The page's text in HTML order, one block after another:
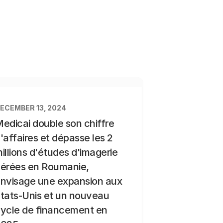
13, 2024
double son chiffre
et dépasse les 2
d'études d'imagerie
en Roumanie,
une expansion aux
Unis et un nouveau
de financement en